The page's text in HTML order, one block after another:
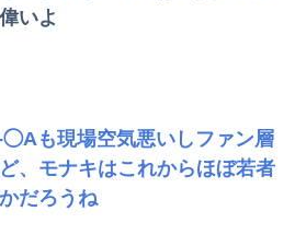
いよ
も現場空気悪いしファン層
、モナキはこれからほぼ若者
だろうね